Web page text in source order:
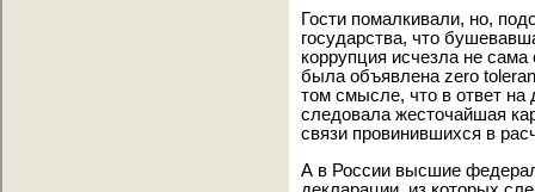
Гости помалкивали, но,
государства, что
коррупция исчезла не
была объявлена zero
том смысле, что в ответ
следовала жесточайшая
связи провинившихся в
А в России высшие